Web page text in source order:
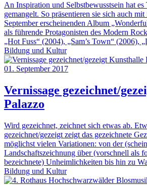
An Inspiration und Selbstbewusstsein hat
gemangelt. So präsentieren sie sich auch
September erscheinenden Album
als führende Protagonisten des Modern
„Hot Fuss“ (2004), „Sam’s Town“ (2006),
Bildung und Kultur
01. September 2017
Vernissage gezeichnet/
Palazzo
Wird gezeichnet, zeichnet sich etwas ab.
gezeichnet/gezeigt zeigt das gezeichnete
möglichst vielen Variationen: von der
Landschaftszeichnung über (vorschnell als
bezeichnete) Unheimlichkeiten bis hin zu
Bildung und Kultur